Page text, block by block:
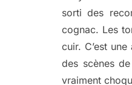
sorti des
cognac. Les
cuir. C’est
des scènes
vraiment